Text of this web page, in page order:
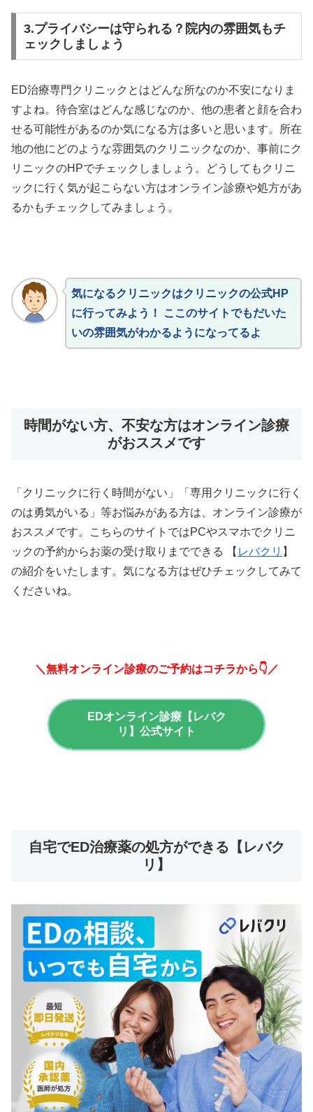
3.プライバシーは守られる？院内の雰囲気もチ
ェックしましょう
ED治療専門クリニックとはどんな所なのか不安になりま
すよね。待合室はどんな感じなのか、他の患者と顔を合わ
せる可能性があるのか気になる方は多いと思います。所在
地の他にどのような雰囲気のクリニックなのか、事前にク
リニックのHPでチェックしましょう。どうしてもクリニ
ックに行く気が起こらない方はオンライン診療や処方があ
るかもチェックしてみましょう。
気になるクリニックはクリニックの公式HP
に行ってみよう！ ここのサイトでもだいた
いの雰囲気がわかるようになってるよ
時間がない方、不安な方はオンライン診療
がおススメです
「クリニックに行く時間がない」「専用クリニックに行く
のは勇気がいる」等お悩みがある方は、オンライン診療が
おススメです。こちらのサイトではPCやスマホでクリニ
ックの予約からお薬の受け取りまでできる 【 レバクリ 】
の紹介をいたします。気になる方はぜひチェックしてみて
くださいね。
＼無料オンライン診療のご予約はコチラから👇／
EDオンライン診療【レバク
リ】公式サイト
自宅でED治療薬の処方ができる【レバク
リ】